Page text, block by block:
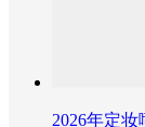
2026年定妆